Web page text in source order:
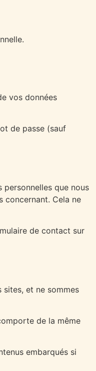
vos données
de passe (sauf
que nous
concernant. Cela ne
de contact sur
et ne sommes
de la même
embarqués si